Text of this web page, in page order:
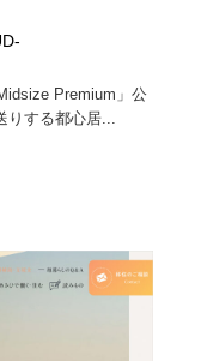
Premium」公
りする都心居...